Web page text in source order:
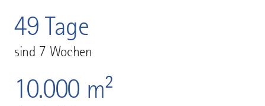
49 Tage
sind 7 Wochen
10.000 m²